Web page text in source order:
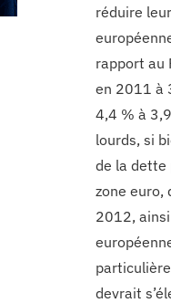
réduire
rapport au
en 2011 à
4,4 % à
lourds, si
de la dette
zone euro,
2012,
devrait